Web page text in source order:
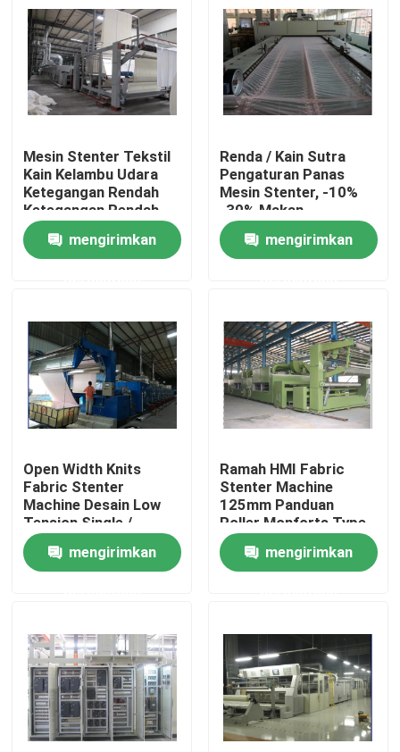
Rumah
Tentang kami
Tur Pabrik
Kontrol kualitas
Hubungi kami
Berita
Mesin Finishing Stenter
Pengaturan Heat Stenter
Mesin Stenter Tekstil
Kain Kelambu Udara
Ketegangan Rendah
Ketegangan Rendah
mengirimkan
Renda / Kain Sutra
Pengaturan Panas
Mesin Stenter, -10%
-30% Makan
berlebihan, Finishing
Paddermengirimkan
Open Width Knits
Fabric Stenter
Machine Desain Low
Tension Single /
Double Drive
mengirimkan
Ramah HMI Fabric
Stenter Machine
125mm Panduan
Roller Monforts Type
Pin / Clip
mengirimkan